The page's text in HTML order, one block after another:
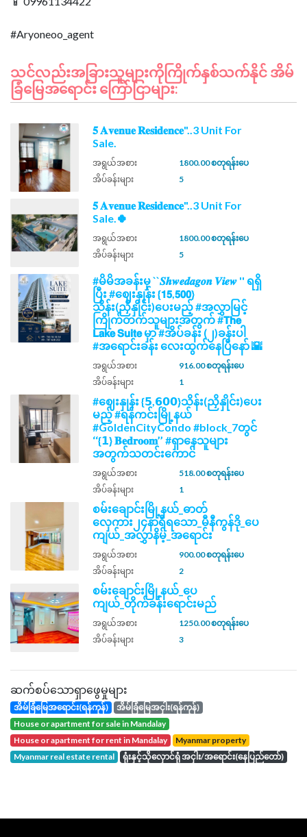
သင်လည်းအခြားသူများကိုကြိုက်နှစ်သက်နိုင် အိမ်
ခြံမြေအရောင်း ကြော်ငြာများ:
𝟓 𝐀𝐯𝐞𝐧𝐮𝐞 𝐑𝐞𝐬𝐢𝐝𝐞𝐧𝐜𝐞"..3 Unit For
Sale.
အရွယ်အစား
1800.00 စတုရန်းပေ
အိပ်ခန်းများ
5
𝟓 𝐀𝐯𝐞𝐧𝐮𝐞 𝐑𝐞𝐬𝐢𝐝𝐞𝐧𝐜𝐞"..3 Unit For
Sale.🍀
အရွယ်အစား
1800.00 စတုရန်းပေ
အိပ်ခန်းများ
5
#မိမိအခန်းမှ ``𝑺𝒉𝒘𝒆𝒅𝒂𝒈𝒐𝒏 𝑽𝒊𝒆𝒘 '' ရရှိ
ပြီး #ဈေးနှုန်း {𝟭𝟱,𝟱𝟬𝟬}
သိန်း(ညှိနှိုင်း)ပေးမည့် #အလွှာမြင့်
ကြိုက်တက်သူများအတွက် #𝗧𝗵𝗲
𝗟𝗮𝗸𝗲 𝗦𝘂𝗶𝘁𝗲 မှာ #အိပ်ခန်း (၂)ခန်းပါ
#အရောင်းခန်း လေးထွက်နေပြီနော် 🌇
အရွယ်အစား
916.00 စတုရန်းပေ
အိပ်ခန်းများ
1
#ဈေးနှုန်း {𝟱,𝟲𝟬𝟬}သိန်း(ညှိနှိုင်း)ပေး
မည့် #ရန်ကင်းမြို့နယ်
#GoldenCityCondo #block_7တွင်
‘‘{𝟭} 𝐁𝐞𝐝𝐫𝐨𝐨𝐦’’ #ရှာနေသူများ
အတွက်သတင်းကောင်
အရွယ်အစား
518.00 စတုရန်းပေ
အိပ်ခန်းများ
1
စမ်းချောင်းမြို့နယ်_ဓာတ်
လှေကား၂၄နာရီရသော_မီနီကွန်ဒို_ပေ
ကျယ်_အလွှာနိမ့်_အရောင်း
အရွယ်အစား
900.00 စတုရန်းပေ
အိပ်ခန်းများ
2
စမ်းချောင်းမြို့နယ်_ပေ
ကျယ်_တိုက်ခန်းရောင်းမည်
အရွယ်အစား
1250.00 စတုရန်းပေ
အိပ်ခန်းများ
3
ဆက်စပ်သောရှာဖွေမှုများ
အိမ်ခြံမြေအရောင်း(ရန်ကုန်)
အိမ်ခြံမြေအငှါး(ရန်ကုန်)
house or apartment for sale in Mandalay
house or apartment for rent in Mandalay
Myanmar property
Myanmar real estate rental
ရုံးနှင့်သိုလှောင်ရုံ အငှါး/အရောင်း(နေပြည်တော်)